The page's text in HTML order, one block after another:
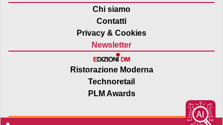
Chi siamo
Contatti
Privacy & Cookies
Newsletter
Ristorazione Moderna
Technoretail
PLM Awards